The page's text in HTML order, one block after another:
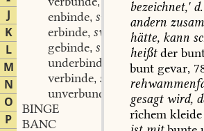
J
K
L
M
N
O
P
enbinde, swv.
erbinde, swv.
gebinde, stv.
underbinde
swv.
verbinde, swv.
unverbunden
adj. part.
BINGE
BANC
bezeichnet,'d.
andern
hätte, kann
heißtder
bunt gevar,
gesagtwird,
rîchem kleide